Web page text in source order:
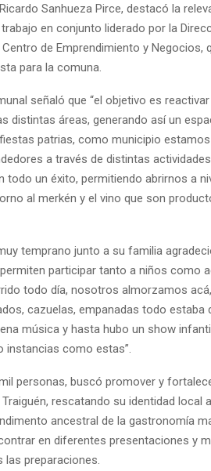
Sanhueza Pirce, destacó la
en conjunto liderado por la
de Emprendimiento y Negocios,
para la comuna.
señaló que “el objetivo es
distintas áreas, generando así un
patrias, como municipio
a través de distintas
un éxito, permitiendo abrirnos a
al merkén y el vino que son
temprano junto a su familia
participar tanto a niños como
todo día, nosotros almorzamos
cazuelas, empanadas todo estaba
música y hasta hubo un show
instancias como estas”.
personas, buscó promover y
rescatando su identidad local
ancestral de la gastronomía
en diferentes presentaciones y
preparaciones.